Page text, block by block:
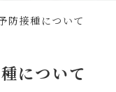
防接種について
種について